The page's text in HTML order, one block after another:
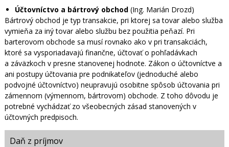
Účtovníctvo a bártrový obchod (Ing. Marián Drozd)
Bártrový obchod je typ transakcie, pri ktorej sa tovar alebo služba
vymieňa za iný tovar alebo službu bez použitia peňazí. Pri
barterovom obchode sa musí rovnako ako v pri transakciách,
ktoré sa vysporiadavajú finančne, účtovať o pohľadávkach
a záväzkoch v presne stanovenej hodnote. Zákon o účtovníctve a
ani postupy účtovania pre podnikateľov (jednoduché alebo
podvojné účtovníctvo) neupravujú osobitne spôsob účtovania pri
zámennom (výmennom, bártrovom) obchode. Z toho dôvodu je
potrebné vychádzať zo všeobecných zásad stanovených v
účtovných predpisoch.
Daň z príjmov